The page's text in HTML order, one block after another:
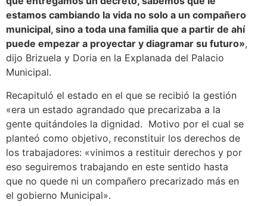
estamos cambiando la vida no solo a un compañero
municipal, sino a toda una familia que a partir de ahí
puede empezar a proyectar y diagramar su futuro»,
dijo Brizuela y Doria en la Explanada del Palacio
Municipal.
Recapituló el estado en el que se recibió la gestión
«era un estado agrandado que precarizaba a la
gente quitándoles la dignidad. Motivo por el cual se
planteó como objetivo, reconstituir los derechos de
los trabajadores: «vinimos a restituir derechos y por
eso seguiremos trabajando en este sentido hasta
que no quede ni un compañero precarizado más en
el gobierno Municipal».